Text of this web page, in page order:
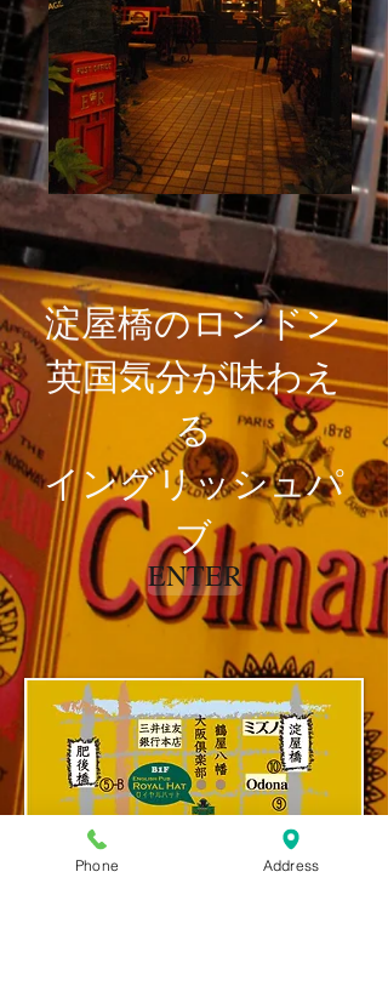
淀屋橋のロンドン
英国気分が味わえ
る
イングリッシュパ
ブ
ENTER
Phone Address